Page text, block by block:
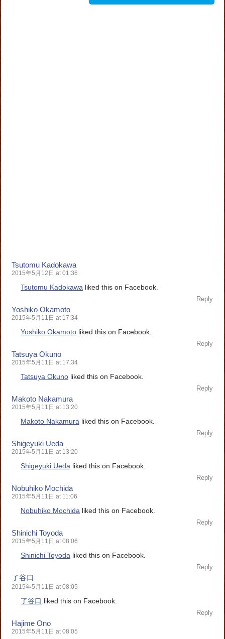
Tsutomu Kadokawa
2015年5月12日 at 01:36
Tsutomu Kadokawa liked this on Facebook.
Reply
Yoshiko Okamoto
2015年5月11日 at 17:34
Yoshiko Okamoto liked this on Facebook.
Reply
Tatsuya Okuno
2015年5月11日 at 17:34
Tatsuya Okuno liked this on Facebook.
Reply
Makoto Nakamura
2015年5月11日 at 13:20
Makoto Nakamura liked this on Facebook.
Reply
Shigeyuki Ueda
2015年5月11日 at 13:20
Shigeyuki Ueda liked this on Facebook.
Reply
Nobuhiko Mochida
2015年5月11日 at 11:06
Nobuhiko Mochida liked this on Facebook.
Reply
Shinichi Toyoda
2015年5月11日 at 08:06
Shinichi Toyoda liked this on Facebook.
Reply
了谷口
2015年5月11日 at 08:05
了谷口 liked this on Facebook.
Reply
Hajime Ono
2015年5月11日 at 08:05